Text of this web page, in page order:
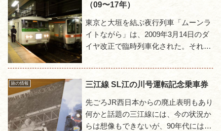
（09〜17年）
東京と大垣を結ぶ夜行列車「ムーンラ
イトながら」は、2009年3月14日のダ
イヤ改正で臨時列車化された。それ以
転されているが、印象としては年々運
転日数が減少している気が...
旅の情報 三江線 SL江の川号運転記念乗車券
先ごろJR西日本からの廃止表明もあり
何かと話題の三江線には、今の状況か
らは想像もできないが、90年代には何